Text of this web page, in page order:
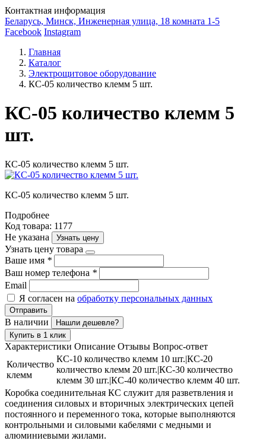
Контактная информация
Беларусь, Минск, Инженерная улица, 18 комната 1-5
Facebook Instagram
Главная
Каталог
Электрощитовое оборудование
КС-05 количество клемм 5 шт.
КС-05 количество клемм 5
шт.
КС-05 количество клемм 5 шт.
КС-05 количество клемм 5 шт.
Подробнее
Код товара: 1177
Не указана
Узнать цену
Узнать цену товара
Ваше имя *
Ваш номер телефона *
Email
Я согласен на обработку персональных данных
Отправить
В наличии
Нашли дешевле?
Купить в 1 клик
Характеристики Описание Отзывы Вопрос-ответ
Количество
клемм
КС-10 количество клемм 10 шт.|КС-20
количество клемм 20 шт.|КС-30 количество
клемм 30 шт.|КС-40 количество клемм 40 шт.
Коробка соединительная КС служит для разветвления и
соединения силовых и вторичных электрических цепей
постоянного и переменного тока, которые выполняются
контрольными и силовыми кабелями с медными и
алюминиевыми жилами.